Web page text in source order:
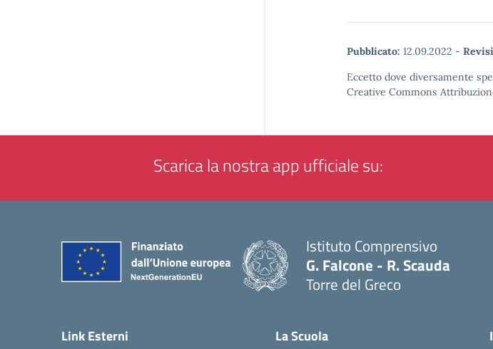
Pubblicato: 12.09.2022 -
Eccetto dove diversamente
Creative Commons
Scarica la nostra app ufficiale su:
Istituto Comprensivo
G. Falcone - R. Scauda
Torre del Greco
Link Esterni La Scuola